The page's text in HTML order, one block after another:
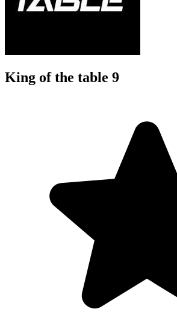
King of the table 9